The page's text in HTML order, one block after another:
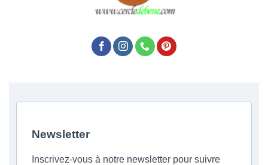
Newsletter
Inscrivez-vous à notre newsletter pour suivre